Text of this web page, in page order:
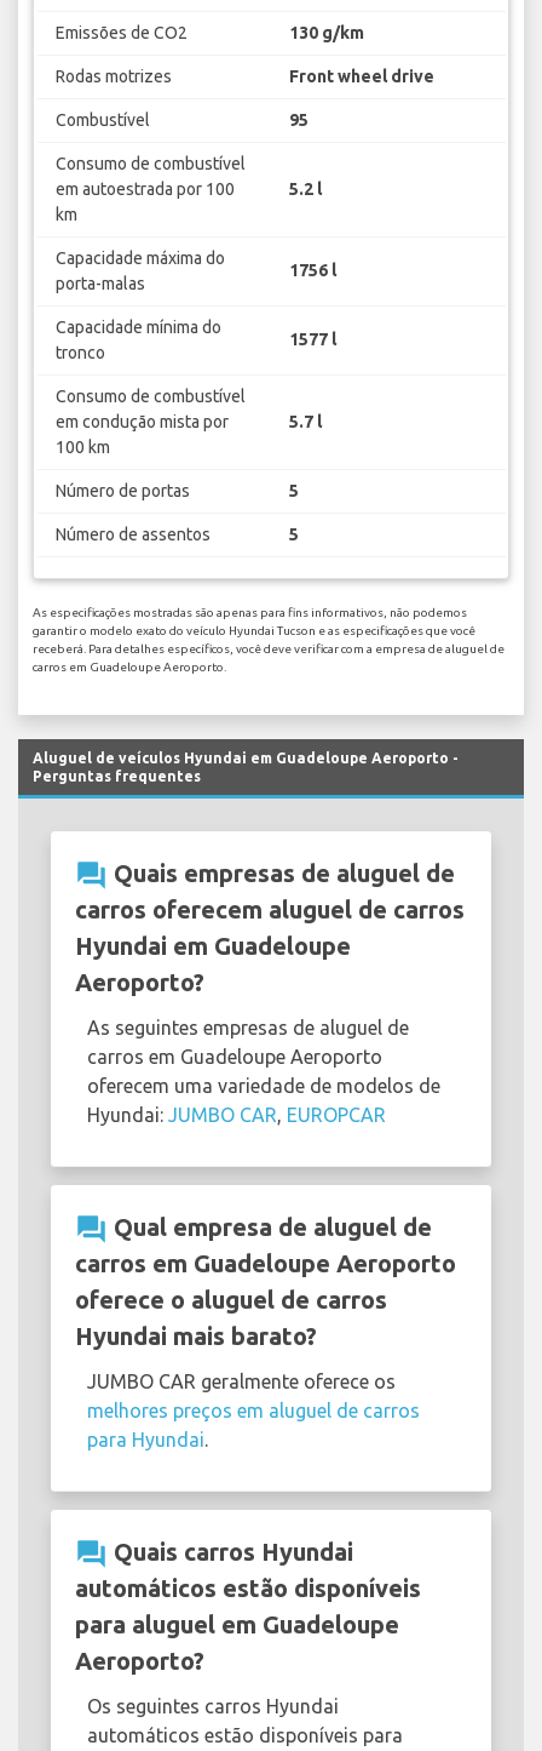
Emissões de CO2 130 g/km
Rodas motrizes Front wheel drive
Combustível 95
Consumo de combustível
em autoestrada por 100
km
5.2 l
Capacidade máxima do
porta-malas
1756 l
Capacidade mínima do
tronco
1577 l
Consumo de combustível
em condução mista por
100 km
5.7 l
Número de portas 5
Número de assentos 5
As especificações mostradas são apenas para fins informativos, não podemos
garantir o modelo exato do veículo Hyundai Tucson e as especificações que você
receberá. Para detalhes específicos, você deve verificar com a empresa de aluguel de
carros em Guadeloupe Aeroporto.
Aluguel de veículos Hyundai em Guadeloupe Aeroporto -
Perguntas frequentes
question_answer Quais empresas de aluguel de
carros oferecem aluguel de carros
Hyundai em Guadeloupe
Aeroporto?
As seguintes empresas de aluguel de
carros em Guadeloupe Aeroporto
oferecem uma variedade de modelos de
Hyundai: JUMBO CAR, EUROPCAR
question_answer Qual empresa de aluguel de
carros em Guadeloupe Aeroporto
oferece o aluguel de carros
Hyundai mais barato?
JUMBO CAR geralmente oferece os
melhores preços em aluguel de carros
para Hyundai.
question_answer Quais carros Hyundai
automáticos estão disponíveis
para aluguel em Guadeloupe
Aeroporto?
Os seguintes carros Hyundai
automáticos estão disponíveis para